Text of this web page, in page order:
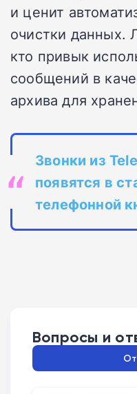
и ценит
очистки данных.
кто привык
сообщений в
архива для
Звонки из
появятся в
телефонной
Вопросы и